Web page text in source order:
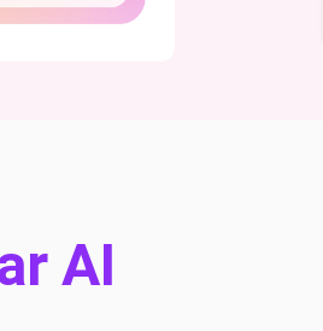
AI